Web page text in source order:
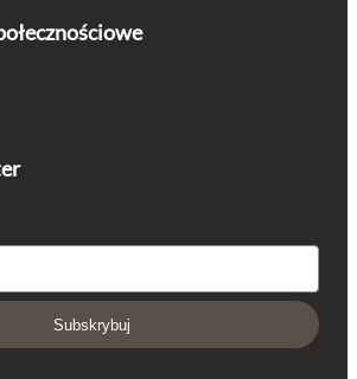
Subskrybuj